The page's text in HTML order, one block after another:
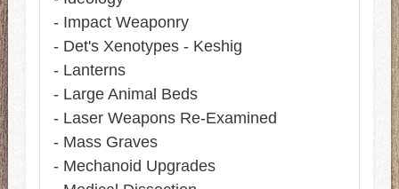
- Impact Weaponry
- Det's Xenotypes - Keshig
- Lanterns
- Large Animal Beds
- Laser Weapons Re-Examined
- Mass Graves
- Mechanoid Upgrades